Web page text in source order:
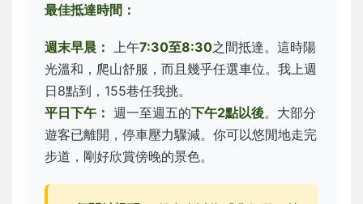
最佳抵達時間：
週末早晨： 上午7:30至8:30之間抵達。這時陽
光溫和，爬山舒服，而且幾乎任選車位。我上週
日8點到，155巷任我挑。
平日下午： 週一至週五的下午2點以後。大部分
遊客已離開，停車壓力驟減。你可以悠閒地走完
步道，剛好欣賞傍晚的景色。